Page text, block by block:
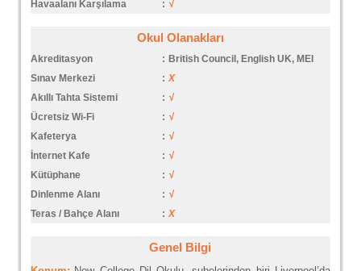
Havaalanı Karşılama
: √
Okul Olanakları
Akreditasyon : British Council, English UK, MEI
Sınav Merkezi
: X
Akıllı Tahta Sistemi
: √
Ücretsiz Wi-Fi
: √
Kafeterya
: √
İnternet Kafe
: √
Kütüphane
: √
Dinlenme Alanı
: √
Teras / Bahçe Alanı
: X
Genel Bilgi